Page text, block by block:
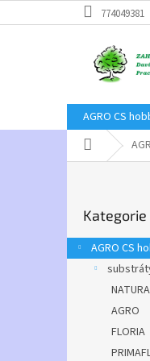
na
774049381
AGRO CS
Domů
r
a
kategorie
Kategorie
AGRO CS
NATURA
AGRO
FLORIA